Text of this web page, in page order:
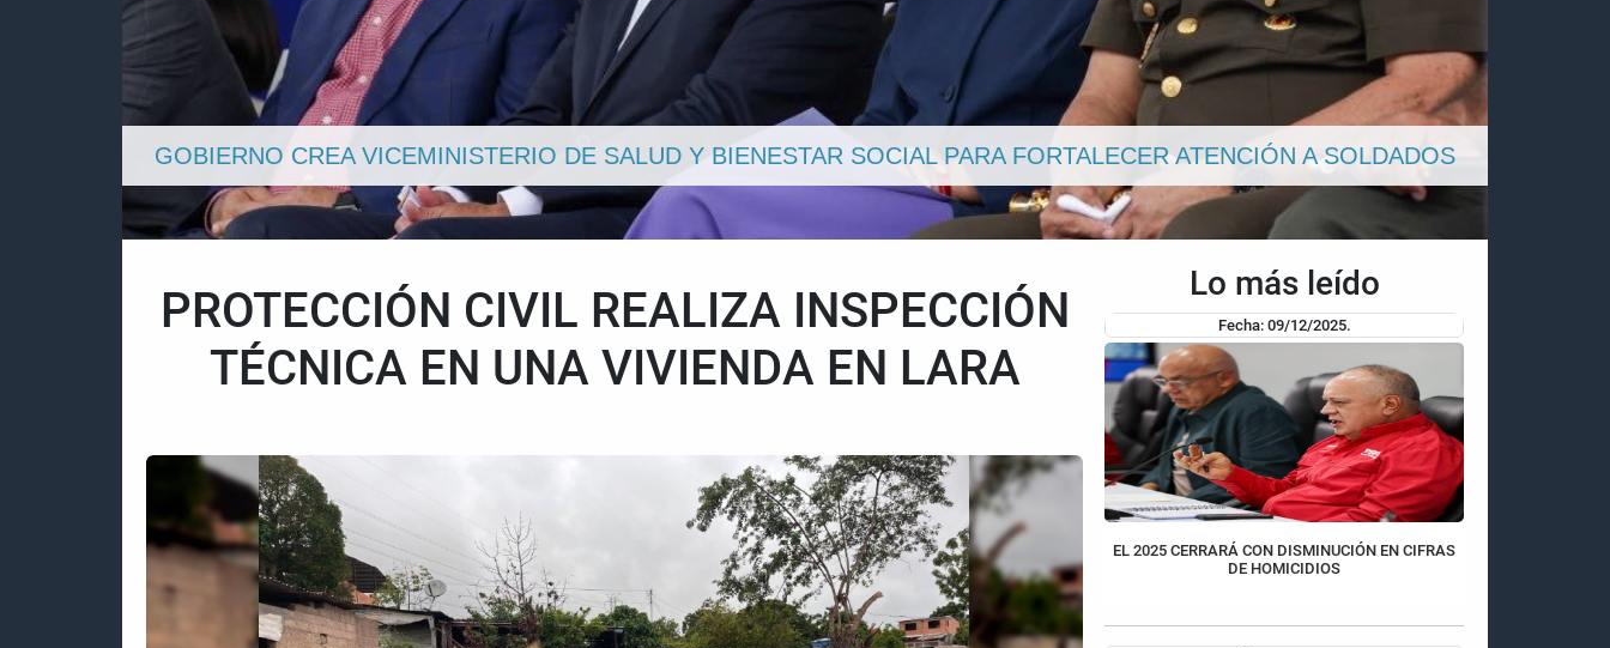
DIOSDADO CABELLO DESTACA AVANCES DE LA GRAN CONSULTA NACIONAL SOBRE LA REFORMA DEL SISTEMA
DE JUSTICIA PENAL
PROTECCIÓN CIVIL REALIZA INSPECCIÓN
TÉCNICA EN UNA VIVIENDA EN LARA
Lo más leído
Fecha: 09/12/2025.
EL 2025 CERRARÁ CON DISMINUCIÓN EN CIFRAS
DE HOMICIDIOS